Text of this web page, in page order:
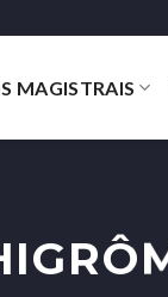
MAGISTRAIS